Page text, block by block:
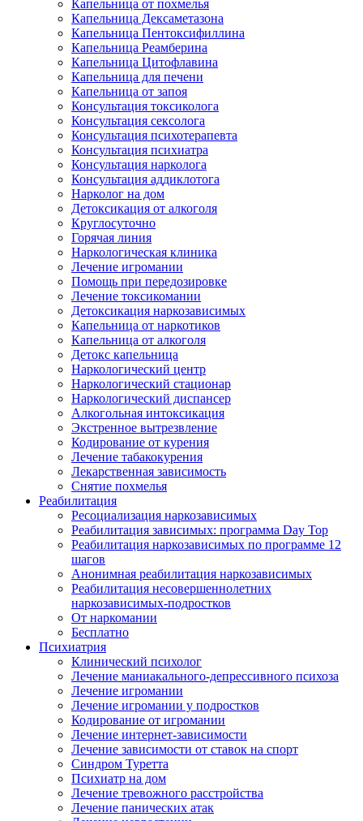
Капельница от похмелья
Капельница Дексаметазона
Капельница Пентоксифиллина
Капельница Реамберина
Капельница Цитофлавина
Капельница для печени
Капельница от запоя
Консультация токсиколога
Консультация сексолога
Консультация психотерапевта
Консультация психиатра
Консультация нарколога
Консультация аддиклотога
Нарколог на дом
Детоксикация от алкоголя
Круглосуточно
Горячая линия
Наркологическая клиника
Лечение игромании
Помощь при передозировке
Лечение токсикомании
Детоксикация наркозависимых
Капельница от наркотиков
Капельница от алкоголя
Детокс капельница
Наркологический центр
Наркологический стационар
Наркологический диспансер
Алкогольная интоксикация
Экстренное вытрезвление
Кодирование от курения
Лечение табакокурения
Лекарственная зависимость
Снятие похмелья
Реабилитация
Ресоциализация наркозависимых
Реабилитация зависимых: программа Day Top
Реабилитация наркозависимых по программе 12
шагов
Анонимная реабилитация наркозависимых
Реабилитация несовершеннолетних
наркозависимых-подростков
От наркомании
Бесплатно
Психиатрия
Клинический психолог
Лечение маниакального-депрессивного психоза
Лечение игромании
Лечение игромании у подростков
Кодирование от игромании
Лечение интернет-зависимости
Лечение зависимости от ставок на спорт
Синдром Туретта
Психиатр на дом
Лечение тревожного расстройства
Лечение панических атак